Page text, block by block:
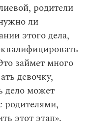
родители
ли
этого дела,
займет много
девочку,
дело может
родителями,
этот этап».